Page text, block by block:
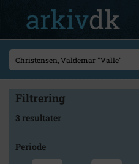
Filtrering
3 resultater
Periode